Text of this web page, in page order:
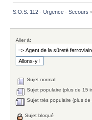
S.O.S. 112 - Urgence - Secours
Aller à:
Sujet normal
Sujet populaire (plus de 15
Sujet très populaire (plus
Sujet bloqué